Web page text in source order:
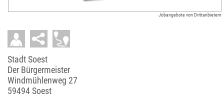
Jobangebote von Drittanbietern
Stadt Soest
Der Bürgermeister
Windmühlenweg 27
59494 Soest